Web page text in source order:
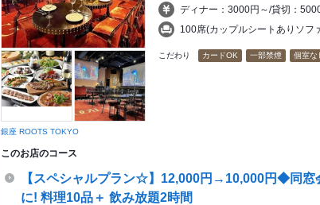
銀座 ROOTS TOKYO
ディナー：3000円～/貸切：
100席(カップルシートありソフ
こだわり カードOK 一部禁煙 個室な
このお店のコース
【スペシャルプラン☆】12,000円→10,000円◆同窓
に! 料理10品＋ 飲み放題2時間